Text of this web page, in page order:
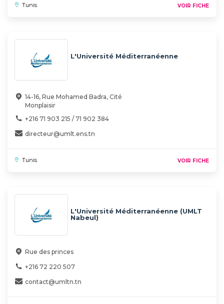
Tunis VOIR FICHE
L'Université Méditerranéenne
14-16, Rue Mohamed Badra, Cité
Monplaisir
+216 71 903 215 / 71 902 384
directeur@umlt.ens.tn
Tunis VOIR FICHE
L'Université Méditerranéenne (UMLT
Nabeul)
Rue des princes
+216 72 220 507
contact@umltn.tn